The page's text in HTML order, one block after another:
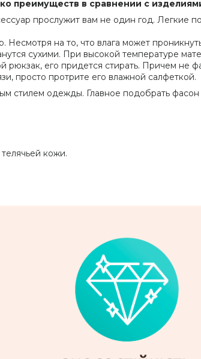
преимуществ в сравнении с
прослужит вам не один год. Легкие
Несмотря на то, что влага может
сухими. При высокой температуре
рюкзак, его придется стирать. Причем не
просто протрите его влажной салфеткой.
стилем одежды. Главное подобрать
кожи.